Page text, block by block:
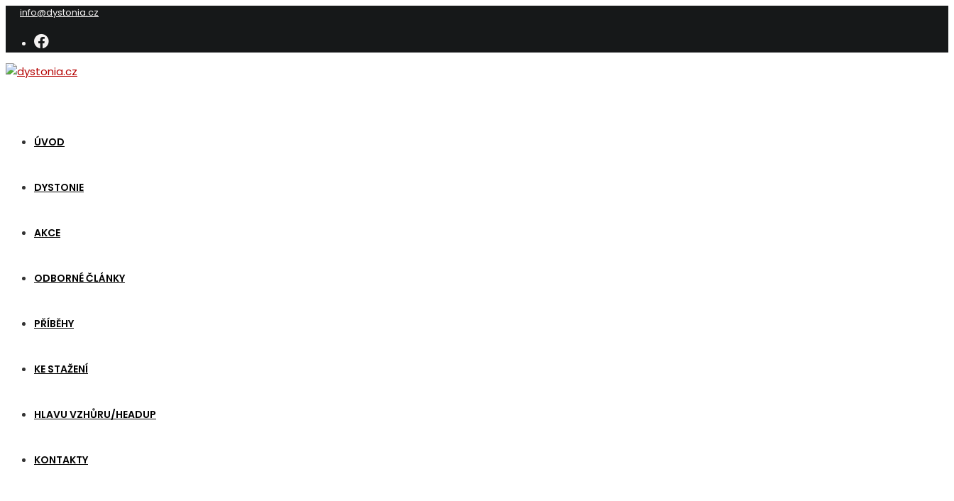
Přejít
obsahu
info@dystonia.cz
ÚVOD
DYSTONIE
AKCE
ODBORNÉ ČLÁNKY
PŘÍBĚHY
KE STAŽENÍ
HLAVU VZHŮRU/HEADUP
KONTAKTY